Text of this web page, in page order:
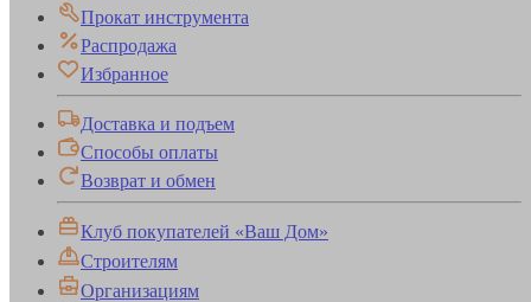
Прокат инструмента
Распродажа
Избранное
Доставка и подъем
Способы оплаты
Возврат и обмен
Клуб покупателей «Ваш Дом»
Строителям
Организациям